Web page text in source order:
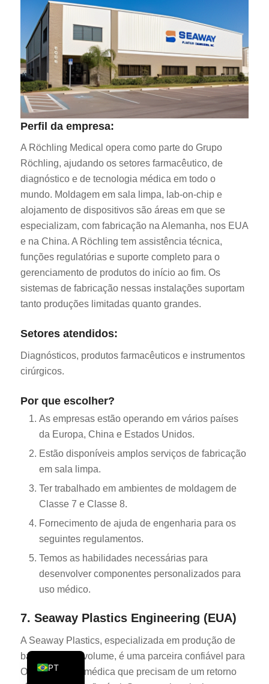
Perfil da empresa:
A Röchling Medical opera como parte do Grupo
Röchling, ajudando os setores farmacêutico, de
diagnóstico e de tecnologia médica em todo o
mundo. Moldagem em sala limpa, lab-on-chip e
alojamento de dispositivos são áreas em que se
especializam, com fabricação na Alemanha, nos EUA
e na China. A Röchling tem assistência técnica,
funções regulatórias e suporte completo para o
gerenciamento de produtos do início ao fim. Os
sistemas de fabricação nessas instalações suportam
tanto produções limitadas quanto grandes.
Setores atendidos:
Diagnósticos, produtos farmacêuticos e instrumentos
cirúrgicos.
Por que escolher?
As empresas estão operando em vários países
da Europa, China e Estados Unidos.
Estão disponíveis amplos serviços de fabricação
em sala limpa.
Ter trabalhado em ambientes de moldagem de
Classe 7 e Classe 8.
Fornecimento de ajuda de engenharia para os
seguintes regulamentos.
Temos as habilidades necessárias para
desenvolver componentes personalizados para
uso médico.
7. Seaway Plastics Engineering (EUA)
A Seaway Plastics, especializada em produção de
baixo a médio volume, é uma parceira confiável para
OEMs da área médica que precisam de um retorno
PT
EN
DE
PL
TR
AR
ES
JA
KO
FI
NB
EL
SV
HU
RO